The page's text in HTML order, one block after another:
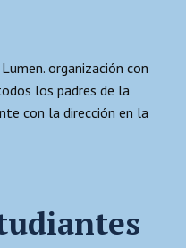
organización con
los padres de la
con la dirección en la